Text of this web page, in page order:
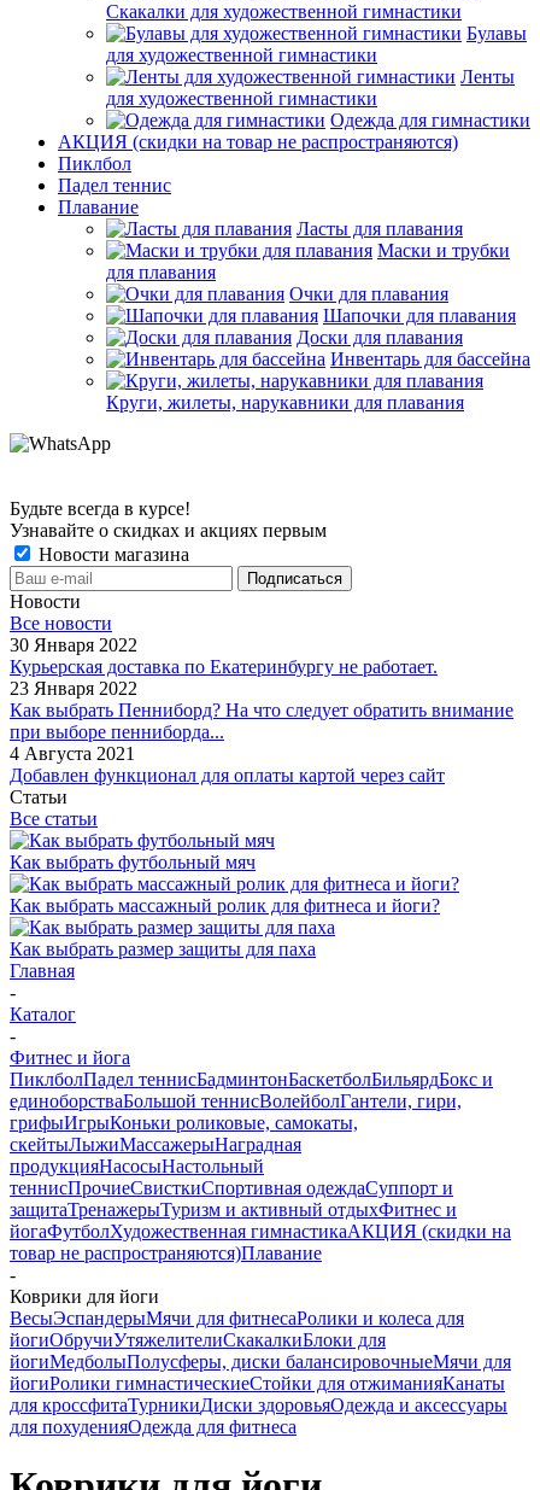
Скакалки для художественной гимнастики
Булавы
для художественной гимнастики
Ленты
для художественной гимнастики
Одежда для гимнастики
АКЦИЯ (скидки на товар не распространяются)
Пиклбол
Падел теннис
Плавание
Ласты для плавания
Маски и трубки
для плавания
Очки для плавания
Шапочки для плавания
Доски для плавания
Инвентарь для бассейна
Круги, жилеты, нарукавники для плавания
Будьте всегда в курсе!
Узнавайте о скидках и акциях первым
Новости магазина
Новости
Все новости
30 Января 2022
Курьерская доставка по Екатеринбургу не работает.
23 Января 2022
Как выбрать Пенниборд? На что следует обратить внимание
при выборе пенниборда...
4 Августа 2021
Добавлен функционал для оплаты картой через сайт
Статьи
Все статьи
Как выбрать футбольный мяч
Как выбрать массажный ролик для фитнеса и йоги?
Как выбрать размер защиты для паха
Главная
-
Каталог
-
Фитнес и йога
ПиклболПадел теннисБадминтонБаскетболБильярдБокс и
единоборстваБольшой теннисВолейболГантели, гири,
грифыИгрыКоньки роликовые, самокаты,
скейтыЛыжиМассажерыНаградная
продукцияНасосыНастольный
теннисПрочиеСвисткиСпортивная одеждаСуппорт и
защитаТренажерыТуризм и активный отдыхФитнес и
йогаФутболХудожественная гимнастикаАКЦИЯ (скидки на
товар не распространяются)Плавание
-
Коврики для йоги
ВесыЭспандерыМячи для фитнесаРолики и колеса для
йогиОбручиУтяжелителиСкакалкиБлоки для
йогиМедболыПолусферы, диски балансировочныеМячи для
йогиРолики гимнастическиеСтойки для отжиманияКанаты
для кроссфитаТурникиДиски здоровьяОдежда и аксессуары
для похуденияОдежда для фитнеса